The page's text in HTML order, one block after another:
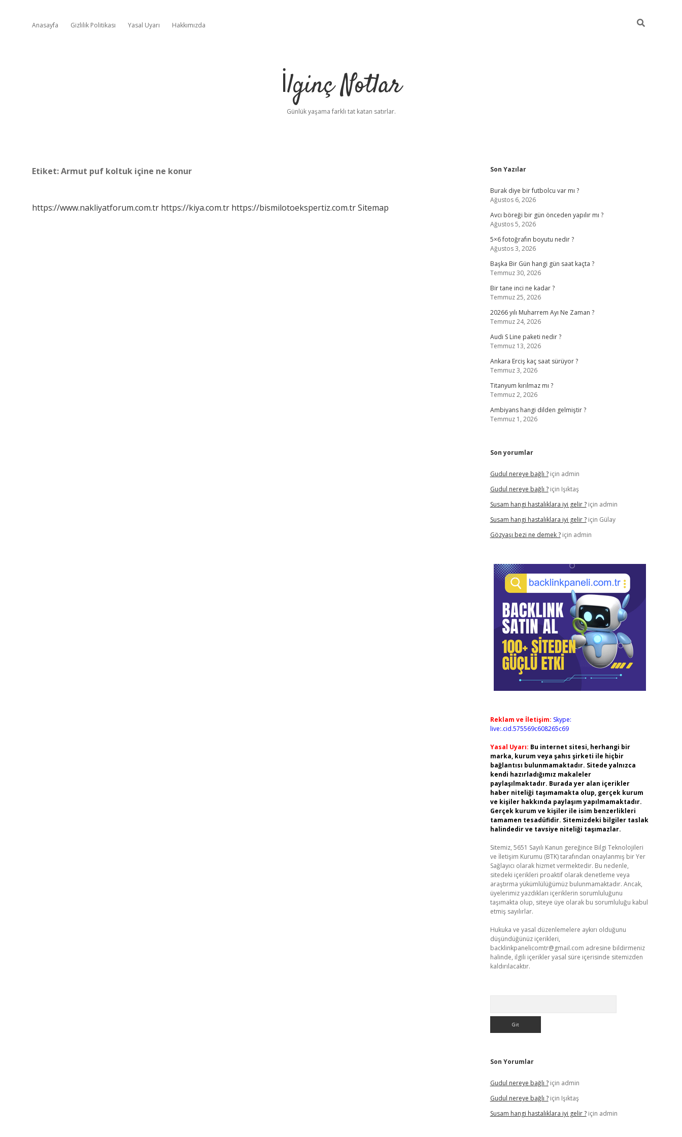
Anasayfa Gizlilik Politikası Yasal Uyarı Hakkımızda
İlginç Notlar
Günlük yaşama farklı tat katan satırlar.
Etiket:Armut puf koltuk içine ne konur
https://www.nakliyatforum.com.tr https://kiya.com.tr https://bismilotoekspertiz.com.trSitemap
Sidebar
Son Yazılar
Burak diye bir futbolcu var mı ?
Ağustos 6, 2026
Avcı böreği bir gün önceden yapılır mı ?
Ağustos 5, 2026
5×6 fotoğrafın boyutu nedir ?
Ağustos 3, 2026
Başka Bir Gün hangi gün saat kaçta ?
Temmuz 30, 2026
Bir tane inci ne kadar ?
Temmuz 25, 2026
20266 yılı Muharrem Ayı Ne Zaman ?
Temmuz 24, 2026
Audi S Line paketi nedir ?
Temmuz 13, 2026
Ankara Erciş kaç saat sürüyor ?
Temmuz 3, 2026
Titanyum kırılmaz mı ?
Temmuz 2, 2026
Ambiyans hangi dilden gelmiştir ?
Temmuz 1, 2026
Son yorumlar
Gudul nereye bağlı ?için admin
Gudul nereye bağlı ?için Işıktaş
Susam hangi hastalıklara iyi gelir ?için admin
Susam hangi hastalıklara iyi gelir ?için Gülay
Gözyaşı bezi ne demek ?için admin
Reklam ve İletişim: Skype:
live:.cid.575569c608265c69
Yasal Uyarı: Bu internet sitesi, herhangi bir
marka, kurum veya şahıs şirketi ile hiçbir
bağlantısı bulunmamaktadır. Sitede yalnızca
kendi hazırladığımız makaleler
paylaşılmaktadır. Burada yer alan içerikler
haber niteliği taşımamakta olup, gerçek kurum
ve kişiler hakkında paylaşım yapılmamaktadır.
Gerçek kurum ve kişiler ile isim benzerlikleri
tamamen tesadüfidir. Sitemizdeki bilgiler taslak
halindedir ve tavsiye niteliği taşımazlar.
Sitemiz, 5651 Sayılı Kanun gereğince Bilgi Teknolojileri
ve İletişim Kurumu (BTK) tarafından onaylanmış bir Yer
Sağlayıcı olarak hizmet vermektedir. Bu nedenle,
sitedeki içerikleri proaktif olarak denetleme veya
araştırma yükümlülüğümüz bulunmamaktadır. Ancak,
üyelerimiz yazdıkları içeriklerin sorumluluğunu
taşımakta olup, siteye üye olarak bu sorumluluğu kabul
etmiş sayılırlar.
Hukuka ve yasal düzenlemelere aykırı olduğunu
düşündüğünüz içerikleri,
backlinkpanelicomtr@gmail.com adresine bildirmeniz
halinde, ilgili içerikler yasal süre içerisinde sitemizden
kaldırılacaktır.
Son Yorumlar
Gudul nereye bağlı ?için admin
Gudul nereye bağlı ?için Işıktaş
Susam hangi hastalıklara iyi gelir ?için admin